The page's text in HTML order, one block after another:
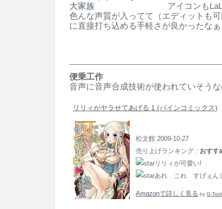
アイコンも
色んな声質が入ってて（エディットも
に直接打ち込める手軽さが良かったな
便乗工作
音声に音声合成技術が使われていそう
リリィがヤラせてあげる 1 (パインコミックス)
松文館 2009-10-27
売り上げランキング : おすす
リリィが可愛い!
あれ これ すげぇん
Amazonで詳しく見る by G-